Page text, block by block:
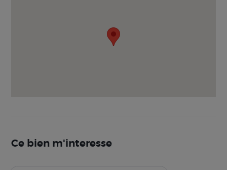
Ce bien m'interesse